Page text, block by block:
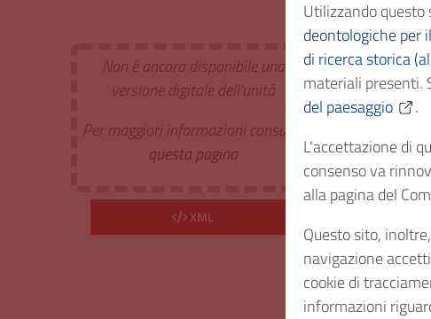
Utilizzando questo
deontologiche per
di ricerca storica
materiali presenti.
del paesaggio
.
L'accettazione di
consenso va
alla pagina del
Questo sito,
navigazione
cookie di
informazioni
Non è ancora disponibile una
versione digitale dell'unità
Per maggiori informazioni consulta
questa pagina
XML
Estr.
Cod.
Diritto